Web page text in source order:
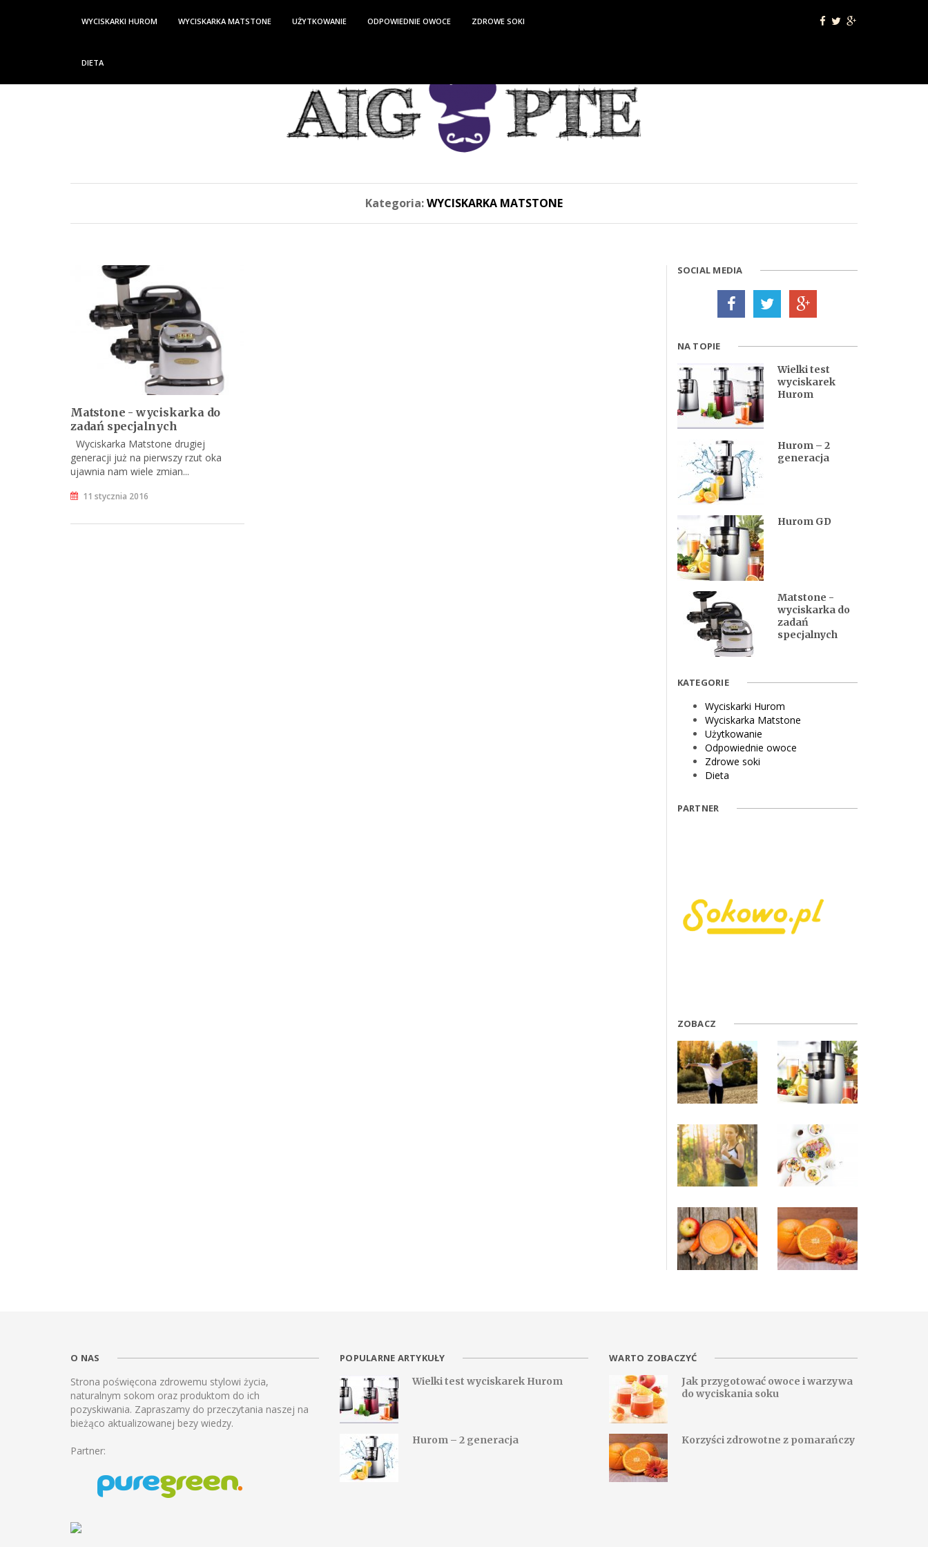
WYCISKARKI HUROM WYCISKARKA MATSTONE UŻYTKOWANIE ODPOWIEDNIE OWOCE ZDROWE SOKI
DIETA
Kategoria:WYCISKARKA MATSTONE
Matstone - wyciskarka do
zadań specjalnych
Wyciskarka Matstone drugiej
generacji już na pierwszy rzut oka
ujawnia nam wiele zmian...
11 stycznia 2016
SOCIAL MEDIA
NA TOPIE
Wielki test
wyciskarek
Hurom
Hurom – 2
generacja
Hurom GD
Matstone -
wyciskarka do
zadań
specjalnych
KATEGORIE
Wyciskarki Hurom
Wyciskarka Matstone
Użytkowanie
Odpowiednie owoce
Zdrowe soki
Dieta
PARTNER
ZOBACZ
O NAS
Strona poświęcona zdrowemu stylowi życia,
naturalnym sokom oraz produktom do ich
pozyskiwania. Zapraszamy do przeczytania naszej na
bieżąco aktualizowanej bezy wiedzy.
Partner:
POPULARNE ARTYKUŁY
Wielki test wyciskarek Hurom
Hurom – 2 generacja
WARTO ZOBACZYĆ
Jak przygotować owoce i warzywa
do wyciskania soku
Korzyści zdrowotne z pomarańczy